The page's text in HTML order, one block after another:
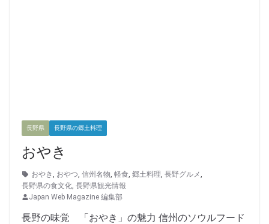
長野県 長野県の郷土料理
おやき
おやき おやつ 信州名物 軽食 郷土料理 長野グルメ
長野県の食文化 長野県観光情報
Japan Web Magazine 編集部
長野の味覚 「おやき」の魅力 信州のソウルフード